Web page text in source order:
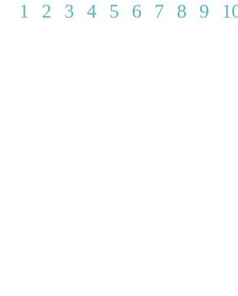
1 2 3 4 5 6 7 8 9